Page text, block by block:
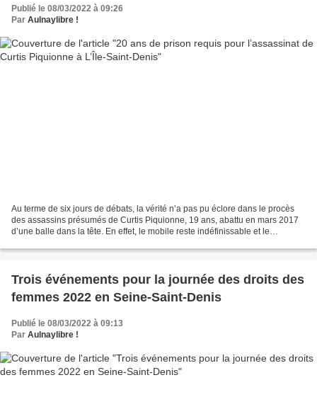
Publié le 08/03/2022 à 09:26
Par Aulnaylibre !
Au terme de six jours de débats, la vérité n’a pas pu éclore dans le procès
des assassins présumés de Curtis Piquionne, 19 ans, abattu en mars 2017
d’une balle dans la tête. En effet, le mobile reste indéfinissable et le
Trois événements pour la journée des droits des
femmes 2022 en Seine-Saint-Denis
Publié le 08/03/2022 à 09:13
Par Aulnaylibre !